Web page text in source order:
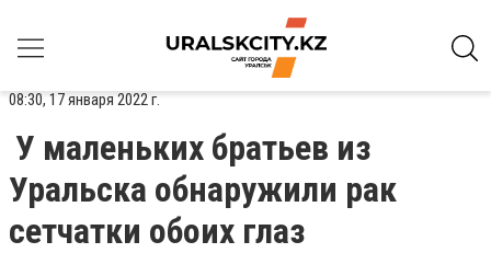
08:30, 17 января 2022 г.
У маленьких братьев из
Уральска обнаружили рак
сетчатки обоих глаз